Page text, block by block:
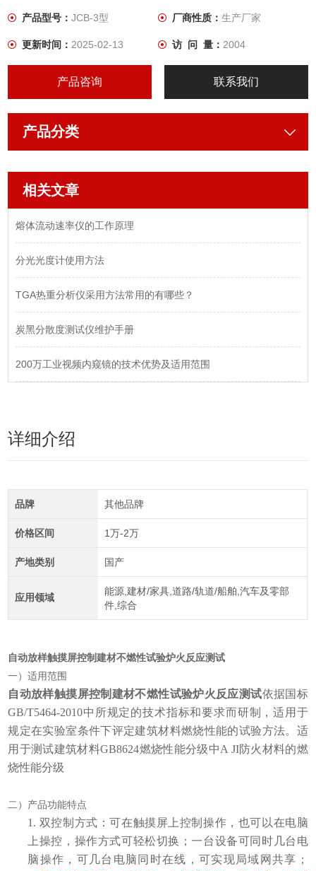
产品型号：JCB-3型 厂商性质： 生产厂家
更新时间：2025-02-13 访 问 量： 2004
产品咨询 联系我们
产品分类
相关文章
熔体流动速率仪的工作原理
分光光度计使用方法
TGA热重分析仪采用方法常用的有哪些？
炭黑分散度测试仪维护手册
200万工业视频内窥镜的技术优势及适用范围
详细介绍
品牌 其他品牌
价格区间 1万-2万
产地类别 国产
应用领域
能源,建材/家具,道路/轨道/船舶,汽车及零部
件,综合
自动放样触摸屏控制建材不燃性试验炉火反应测试
一）适用范围
自动放样触摸屏控制建材不燃性试验炉火反应测试依据国标
GB/T5464-2010中所规定的技术指标和要求而研制，适用于
规定在实验室条件下评定建筑材料燃烧性能的试验方法。适
用于测试建筑材料GB8624燃烧性能分级中A JI防火材料的燃
烧性能分级
二）产品功能特点
1. 双控制方式：可在触摸屏上控制操作，也可以在电脑
上操控，操作方式可轻松切换；一台设备可同时几台电
脑操作，可几台电脑同时在线，可实现局域网共享；